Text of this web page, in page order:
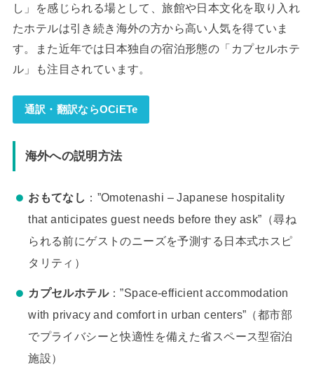
し」を感じられる場として、旅館や日本文化を取り入れ
たホテルは引き続き海外の方から高い人気を得ていま
す。また近年では日本独自の宿泊形態の「カプセルホテ
ル」も注目されています。
通訳・翻訳ならOCiETe
海外への説明方法
おもてなし ：”Omotenashi – Japanese hospitality
that anticipates guest needs before they ask”（尋ね
られる前にゲストのニーズを予測する日本式ホスピ
タリティ）
カプセルホテル：”Space-efficient accommodation
with privacy and comfort in urban centers”（都市部
でプライバシーと快適性を備えた省スペース型宿泊
施設）